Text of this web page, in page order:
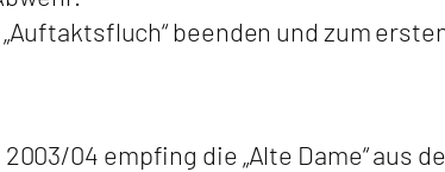
beenden und zum
04 empfing die „Alte Dame“ aus